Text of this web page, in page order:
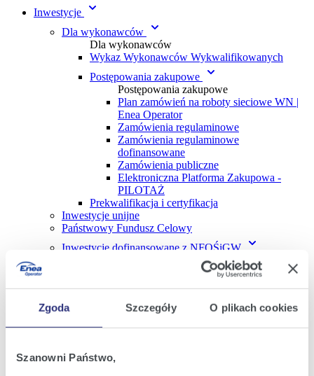
Zgoda Szczegóły O plikach cookies
Szanowni Państwo,
Inwestycje
Dla wykonawców
Dla wykonawców
Wykaz Wykonawców Wykwalifikowanych
Postępowania zakupowe
Postępowania zakupowe
Plan zamówień na roboty sieciowe WN |
Enea Operator
Zamówienia regulaminowe
Zamówienia regulaminowe
dofinansowane
Zamówienia publiczne
Elektroniczna Platforma Zakupowa -
PILOTAŻ
Prekwalifikacja i certyfikacja
Inwestycje unijne
Państwowy Fundusz Celowy
Inwestycje dofinansowane z NFOŚiGW
Inwestycje dofinansowane z NFOŚiGW
Fundusz Modernizacyjny
Obsługa klienta
Kontakt
Standardy Obsługi w Enei Operator